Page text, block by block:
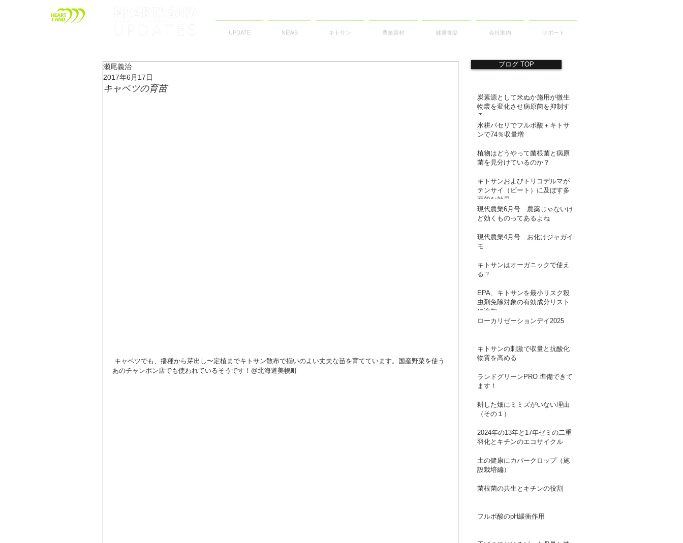
UPDATE NEWS キトサン 農業資材 健康食品 会社案内 サポート
キャベツの育苗
瀬尾義治
2017年6月17日
あのチャンポン店でも使われているそうです！@北海道美幌町
ブログ TOP
炭素源として米ぬか施用が微生
物叢を変化させ病原菌を抑制す
る
水耕パセリでフルボ酸＋キトサ
ンで74％収量増
植物はどうやって菌根菌と病原
菌を見分けているのか？
キトサンおよびトリコデルマが
テンサイ（ビート）に及ぼす多
面的な効果
現代農業6月号 農薬じゃないけ
ど効くものってあるよね
現代農業4月号 お化けジャガイ
モ
キトサンはオーガニックで使え
る？
EPA、キトサンを最小リスク殺
虫剤免除対象の有効成分リスト
に追加
ローカリゼーションデイ2025
キトサンの刺激で収量と抗酸化
物質を高める
ランドグリーンPRO 準備できて
ます！
耕した畑にミミズがいない理由
（その１）
2024年の13年と17年ゼミの二重
羽化とキチンのエコサイクル
土の健康にカバークロップ（施
設栽培編）
菌根菌の共生とキチンの役割
フルボ酸のpH緩衝作用